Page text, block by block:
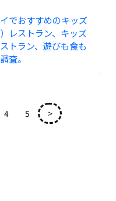
でおすすめのキッズ
レストラン、キッズ
トラン、遊びも食も
査。
4 5 >